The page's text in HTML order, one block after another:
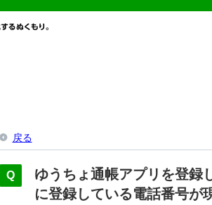
戻る
ゆうちょ通帳アプリを登録
に登録している電話番号が